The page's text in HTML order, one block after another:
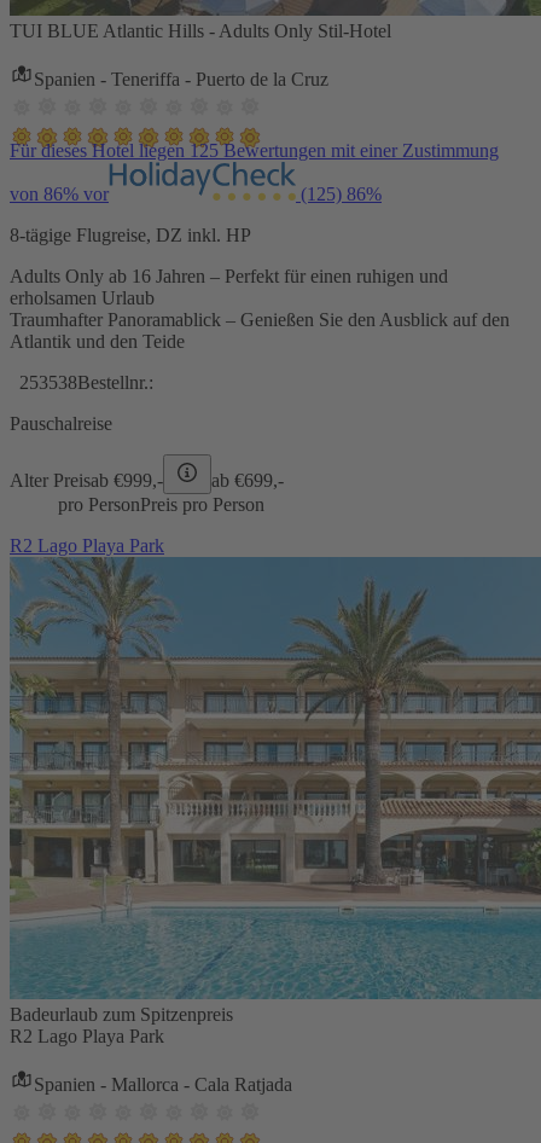
TUI BLUE Atlantic Hills - Adults Only Stil-Hotel
Spanien - Teneriffa - Puerto de la Cruz
Für dieses Hotel liegen 125 Bewertungen mit einer Zustimmung
von 86% vor (125) 86%
8-tägige Flugreise, DZ inkl. HP
Adults Only ab 16 Jahren – Perfekt für einen ruhigen und
erholsamen Urlaub
Traumhafter Panoramablick – Genießen Sie den Ausblick auf den
Atlantik und den Teide
253538Bestellnr.:
Pauschalreise
Alter Preisab €999,- ab €699,-
pro PersonPreis pro Person
R2 Lago Playa Park
Badeurlaub zum Spitzenpreis
R2 Lago Playa Park
Spanien - Mallorca - Cala Ratjada